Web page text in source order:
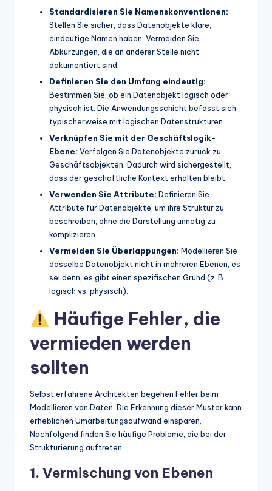
Standardisieren Sie Namenskonventionen:
Stellen Sie sicher, dass Datenobjekte klare,
eindeutige Namen haben. Vermeiden Sie
Abkürzungen, die an anderer Stelle nicht
dokumentiert sind.
Definieren Sie den Umfang eindeutig:
Bestimmen Sie, ob ein Datenobjekt logisch oder
physisch ist. Die Anwendungsschicht befasst sich
typischerweise mit logischen Datenstrukturen.
Verknüpfen Sie mit der Geschäftslogik-
Ebene: Verfolgen Sie Datenobjekte zurück zu
Geschäftsobjekten. Dadurch wird sichergestellt,
dass der geschäftliche Kontext erhalten bleibt.
Verwenden Sie Attribute: Definieren Sie
Attribute für Datenobjekte, um ihre Struktur zu
beschreiben, ohne die Darstellung unnötig zu
komplizieren.
Vermeiden Sie Überlappungen: Modellieren Sie
dasselbe Datenobjekt nicht in mehreren Ebenen, es
sei denn, es gibt einen spezifischen Grund (z. B.
logisch vs. physisch).
Häufige Fehler, die
vermieden werden
sollten
Selbst erfahrene Architekten begehen Fehler beim
Modellieren von Daten. Die Erkennung dieser Muster kann
erheblichen Umarbeitungsaufwand einsparen.
Nachfolgend finden Sie häufige Probleme, die bei der
Strukturierung auftreten.
1. Vermischung von Ebenen